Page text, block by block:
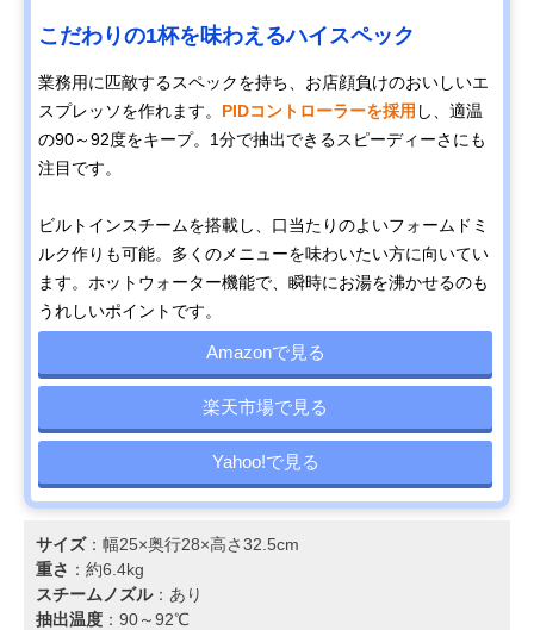
こだわりの1杯を味わえるハイスペック
業務用に匹敵するスペックを持ち、お店顔負けのおいしいエ
スプレッソを作れます。 PIDコントローラーを採用 し、適温
の90～92度をキープ。1分で抽出できるスピーディーさにも
注目です。
ビルトインスチームを搭載し、口当たりのよいフォームドミ
ルク作りも可能。多くのメニューを味わいたい方に向いてい
ます。ホットウォーター機能で、瞬時にお湯を沸かせるのも
うれしいポイントです。
Amazonで見る
楽天市場で見る
Yahoo!で見る
サイズ：幅25×奥行28×高さ32.5cm
重さ ：約6.4kg
スチームノズル：あり
抽出温度 ：90～92℃